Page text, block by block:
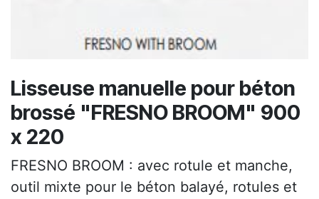
Lisseuse manuelle pour béton
brossé "FRESNO BROOM" 900
x 220
FRESNO BROOM : avec rotule et manche,
outil mixte pour le béton balayé, rotules et